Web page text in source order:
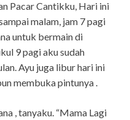
Pacar Cantikku, Hari ini
malam, jam 7 pagi
untuk bermain di
9 pagi aku sudah
Ayu juga libur hari ini
membuka pintunya .
, tanyaku. “Mama Lagi